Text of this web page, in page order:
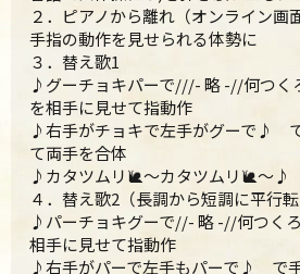
２．ピアノから離れ（オンライン画
手指の動作を見せられる体勢に
３．替え歌1
♪グーチョキパーで///- 略 -//何つ
を相手に見せて指動作
♪右手がチョキで左手がグーで♪
て両手を合体
♪カタツムリ🐌〜カタツムリ🐌〜♪
４．替え歌2（長調から短調に平行転
♪パーチョキグーで//- 略 -//何つ
相手に見せて指動作
♪右手がパーで左手もパーで♪ で